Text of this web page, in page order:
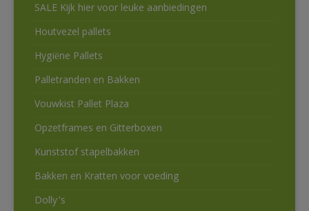
SALE Kijk hier voor leuke aanbiedingen
Houtvezel pallets
Hygiëne Pallets
Palletranden en Bakken
Vouwkist Pallet Plaza
Opzetframes en Gitterboxen
Kunststof stapelbakken
Bakken en Kratten voor voeding
Dolly’s